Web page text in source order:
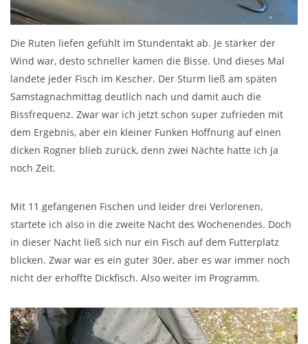
Die Ruten liefen gefühlt im Stundentakt ab. Je stärker der
Wind war, desto schneller kamen die Bisse. Und dieses Mal
landete jeder Fisch im Kescher. Der Sturm ließ am späten
Samstagnachmittag deutlich nach und damit auch die
Bissfrequenz. Zwar war ich jetzt schon super zufrieden mit
dem Ergebnis, aber ein kleiner Funken Hoffnung auf einen
dicken Rogner blieb zurück, denn zwei Nächte hatte ich ja
noch Zeit.
Mit 11 gefangenen Fischen und leider drei Verlorenen,
startete ich also in die zweite Nacht des Wochenendes. Doch
in dieser Nacht ließ sich nur ein Fisch auf dem Futterplatz
blicken. Zwar war es ein guter 30er, aber es war immer noch
nicht der erhoffte Dickfisch. Also weiter im Programm.